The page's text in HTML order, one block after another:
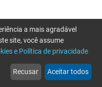
web
Notícias
more_horiz
Mais
a mais agradável
site, você assume
e Política de privacidade
Recusar Aceitar todos
tente novamente